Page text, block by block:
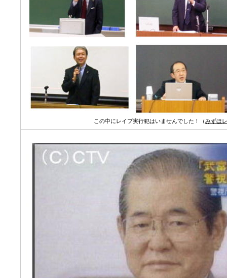
この中にレイプ実行犯はいませんでした！（みずほ